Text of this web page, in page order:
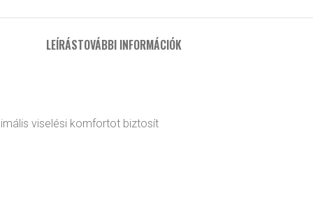
LEÍRÁSTOVÁBBI INFORMÁCIÓK
viselési komfortot biztosít